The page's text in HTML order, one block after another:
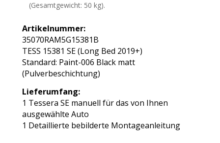
(Gesamtgewicht: 50 kg).
Artikelnummer:
35070RAM5G15381B
TESS 15381 SE (Long Bed 2019+)
Standard: Paint-006 Black matt
(Pulverbeschichtung)
Lieferumfang:
1 Tessera SE manuell für das von Ihnen
ausgewählte Auto
1 Detaillierte bebilderte Montageanleitung